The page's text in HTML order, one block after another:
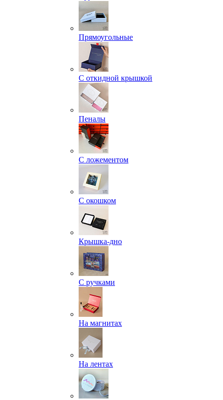
Прямоугольные
С откидной крышкой
Пеналы
С ложементом
С окошком
Крышка-дно
С ручками
На магнитах
На лентах